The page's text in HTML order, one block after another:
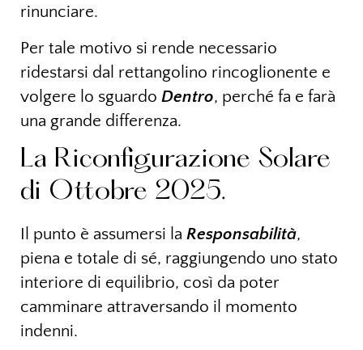
rinunciare.
Per tale motivo si rende necessario
ridestarsi dal rettangolino rincoglionente e
volgere lo sguardo Dentro, perché fa e farà
una grande differenza.
La Riconfigurazione Solare
di Ottobre 2025.
Il punto è assumersi la Responsabilità,
piena e totale di sé, raggiungendo uno stato
interiore di equilibrio, così da poter
camminare attraversando il momento
indenni.